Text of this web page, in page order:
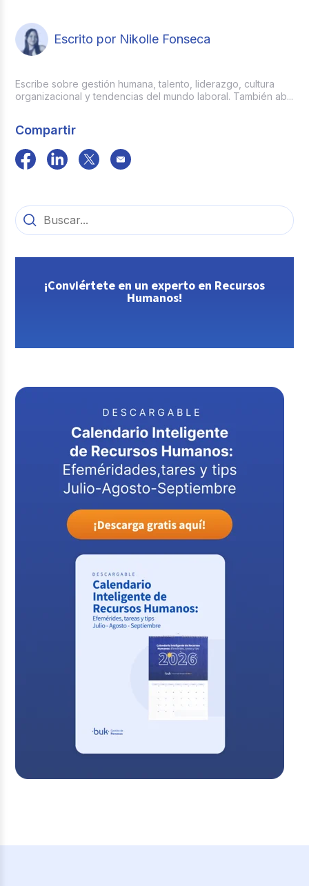
Escrito por Nikolle Fonseca
Escribe sobre gestión humana, talento, liderazgo, cultura
organizacional y tendencias del mundo laboral. También ab...
Compartir
¡Conviértete en un experto en Recursos
Humanos!